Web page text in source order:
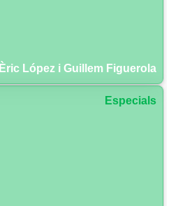
Èric López i Guillem Figuerola
Especials